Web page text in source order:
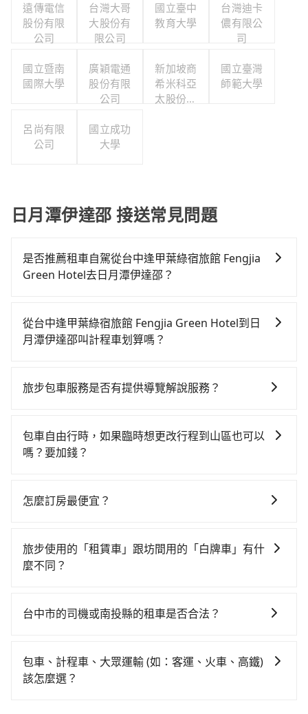
遠傳電信
股份有限
公司
台灣大哥
大股份有
限公司
國立臺中
教育大學
台灣迪卡
儂有限公
司
國立暨南
國際大學
廣穎電通
股份有限
公司
新加坡商
希米科亞
太股份有
國立臺灣
師範大學
呂尚有限
公司
國立成功
大學
日月潭伊達邵 接送常見問題
是否推薦租車自駕從台中逢甲葉綠宿旅館 Fengjia
Green Hotel去日月潭伊達邵？
時不需要閉目養神（因為要自己開車），最重要的是你
當天就要來回，那在台中路邊可隨租隨借的iRent應該是
逢甲葉綠宿旅館 Fengjia Green Hotel到日月潭伊達邵
和可能的每小時40元路邊停車費用預估進去，但額外的
汽車保險與可能的罰單都需自付。再者，和運的iRent只
較大的七人座或九人座可供選擇，而且無人租車最令人
在開樂透一樣。另外，偶爾也會遇到明明已經預約了時
間但上一位用戶卻遲遲尚未歸還，又或者要還車時卻偏
便，但實際使用時還是有其區域的限制，實際可停靠的
從台中逢甲葉綠宿旅館 Fengjia Green Hotel到日
月潭伊達邵叫計程車划算嗎？
灣大車隊、Uber、Line Taxi、Yoxi等，如果在路邊攔不
車、聯美汽車行、天誠衛星計程車等叫車看看。依照里
程跳錶計算，價格約為1,875~2,300元間，但如改預約
雙北的0.2%，其叫車的難度是雙北市的490倍。再加上
以上，無論在價格或服務品質上，tripool都是你從台中
逢甲葉綠宿旅館 Fengjia Green Hotel到日月潭伊達邵
旅步包車服務是否有提供導覽解說服務？
需要導覽服務，可事先透過電子郵件
booking@tripool.app聯繫我們，將有專人協助回覆確
包車自由行時，如果臨時想更改行程到山區也可以
嗎？要加錢？
旅步可能會根據行經的路線是否超過海拔1500公尺來進
我們會透過Email的方式向您說明收費細節，讓您能更放
心地享受旅步為您提供的服務。
怎麼訂房最便宜？
OTA (online travel agent) 來完成，除了可以快速依據
地區、價位、人數、特殊需求來搜尋適合的旅店與房
饋或未來換取免費的住房。台灣人常用的線上訂房平台
完後預定就完成，事先不用電話確認空房，事後也不用
告知付款完畢，一切都能在網路上操作。但有些較冷門
旅步使用的「租賃車」跟坊間用的「白牌車」有什
麼不同？
字的「R」開頭，受車隊嚴格管理及審核後才可入隊，成
相關法規。
台中市的司機或南投縣的租車是否合法？
車、私家車或野雞車在招攬生意，這不僅是違法可能被
警察臨檢並趕下車，出意外後保險公司更是不會提供任
包車、計程車、大眾運輸 (如：客運、火車、高鐵)
該怎麼選？